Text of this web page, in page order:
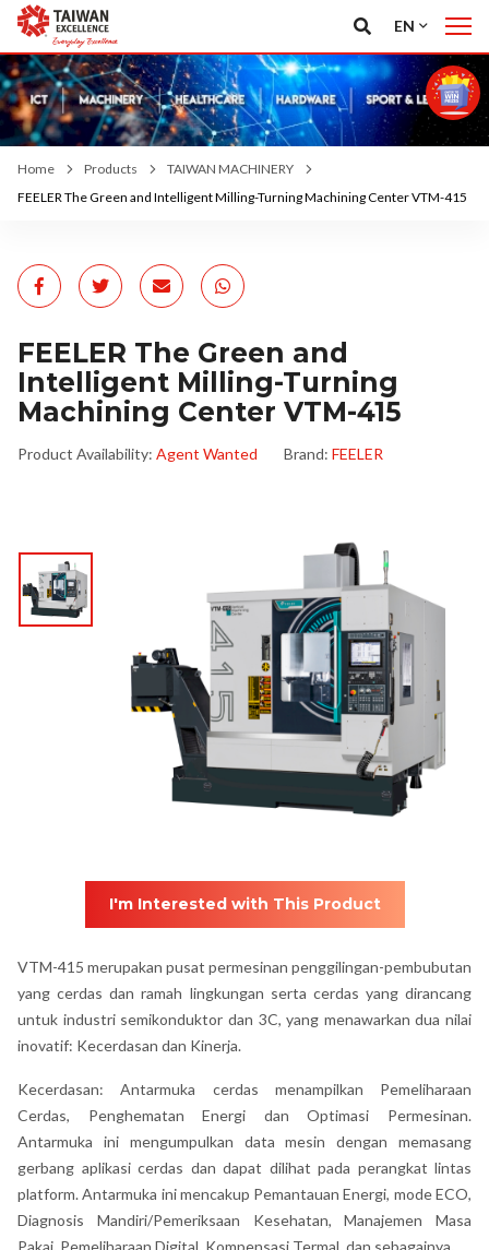
EN
Home Products
TAIWAN MACHINERY
FEELER The Green and Intelligent Milling-Turning Machining Center VTM-415
FEELER The Green and
Intelligent Milling-Turning
Machining Center VTM-415
Product Availability: Agent Wanted Brand: FEELER
I'm Interested with This Product
VTM-415 merupakan pusat permesinan penggilingan-pembubutan
yang cerdas dan ramah lingkungan serta cerdas yang dirancang
untuk industri semikonduktor dan 3C, yang menawarkan dua nilai
inovatif: Kecerdasan dan Kinerja.
Kecerdasan: Antarmuka cerdas menampilkan Pemeliharaan
Cerdas, Penghematan Energi dan Optimasi Permesinan.
Antarmuka ini mengumpulkan data mesin dengan memasang
gerbang aplikasi cerdas dan dapat dilihat pada perangkat lintas
platform. Antarmuka ini mencakup Pemantauan Energi, mode ECO,
Diagnosis Mandiri/Pemeriksaan Kesehatan, Manajemen Masa
Pakai, Pemeliharaan Digital, Kompensasi Termal, dan sebagainya.